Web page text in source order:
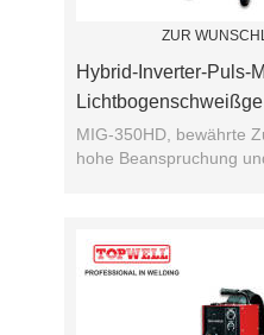
ZUR
Hybrid-Inverter-Puls-
MIG-350HD, bewährte
hohe Beanspruchung